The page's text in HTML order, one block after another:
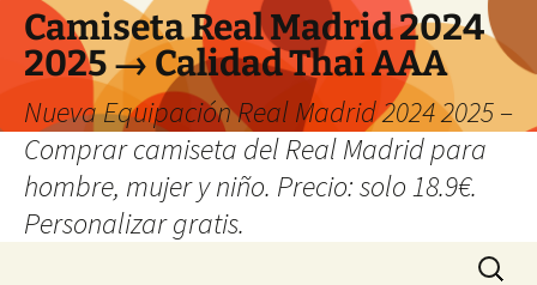
Camiseta Real Madrid 2024
2025 → Calidad Thai AAA
Nueva Equipación Real Madrid 2024 2025 –
Comprar camiseta del Real Madrid para
hombre, mujer y niño. Precio: solo 18.9€.
Personalizar gratis.
Buscar: